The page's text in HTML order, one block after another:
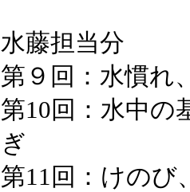
水藤担当分
第９回：水慣れ
第10回：水中の
ぎ
第11回：けのび